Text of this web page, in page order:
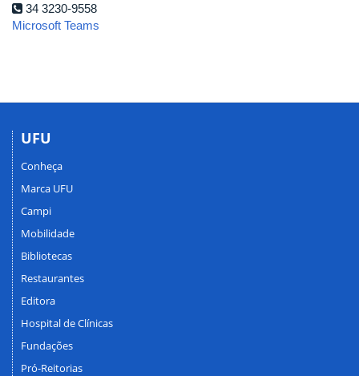
34 3230-9558
Microsoft Teams
UFU
Conheça
Marca UFU
Campi
Mobilidade
Bibliotecas
Restaurantes
Editora
Hospital de Clínicas
Fundações
Pró-Reitorias